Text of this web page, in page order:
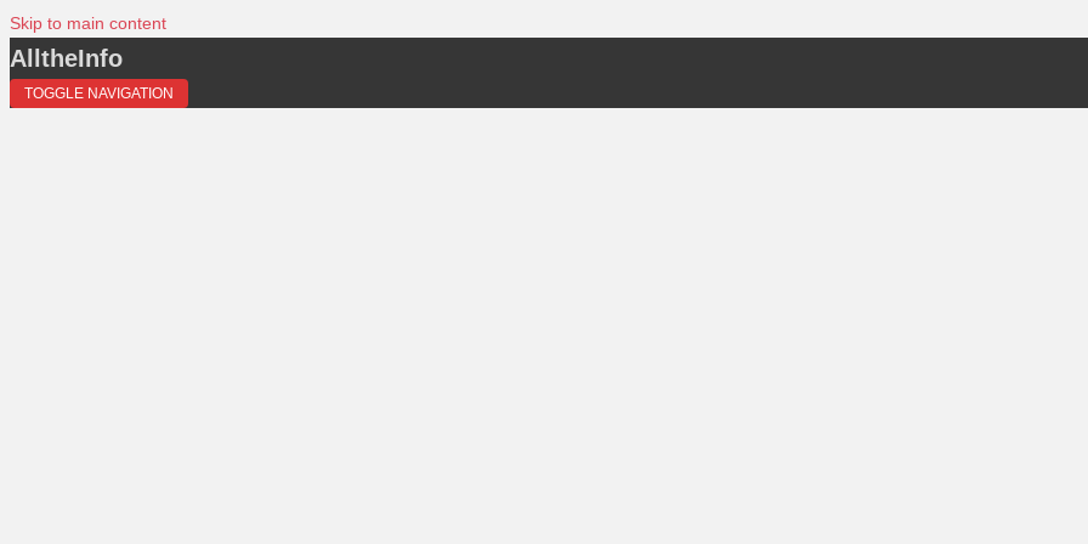
Skip to main content
AlltheInfo
TOGGLE NAVIGATION